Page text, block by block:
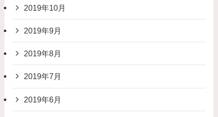
2019年10月
2019年9月
2019年8月
2019年7月
2019年6月